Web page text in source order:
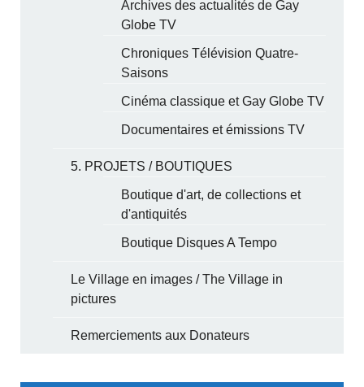
Archives des actualités de Gay
Globe TV
Chroniques Télévision Quatre-
Saisons
Cinéma classique et Gay Globe TV
Documentaires et émissions TV
5. PROJETS / BOUTIQUES
Boutique d'art, de collections et
d'antiquités
Boutique Disques A Tempo
Le Village en images / The Village in
pictures
Remerciements aux Donateurs